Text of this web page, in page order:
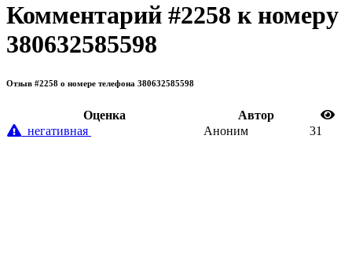
Комментарий #2258 к номеру
380632585598
Отзыв #2258 о номере телефона 380632585598
Oценка
Автор
негативная
Аноним 31